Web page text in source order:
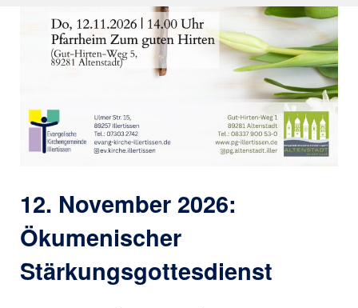
12. November 2026:
Ökumenischer
Stärkungsgottesdienst